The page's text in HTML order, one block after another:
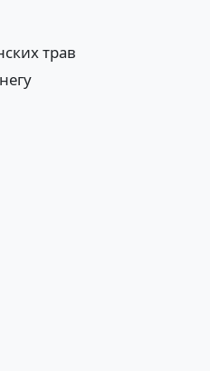
трав